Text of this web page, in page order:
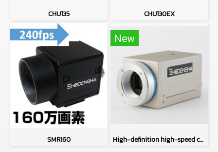
CHU135 CHU130EX
SMR160
New
High-definition high-speed camera CHU530EX